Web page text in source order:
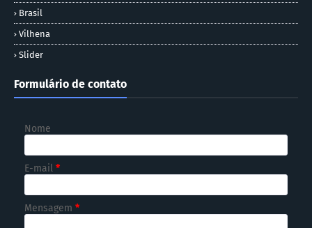
Brasil
Vilhena
Slider
Formulário de contato
Nome
E-mail *
Mensagem *